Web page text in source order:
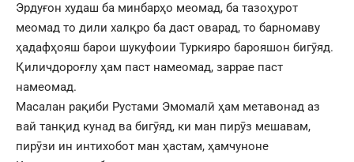
Эрдуғон худаш ба минбарҳо меомад, ба тазоҳурот
меомад то дили халқро ба даст оварад, то барномаву
ҳадафҳояш барои шукуфоии Туркияро барояшон бигӯяд.
Қиличдороғлу ҳам паст намеомад, заррае паст
намеомад.
Масалан рақиби Рустами Эмомалӣ ҳам метавонад аз
вай танқид кунад ва бигӯяд, ки ман пирӯз мешавам,
пирӯзи ин интихобот ман ҳастам, ҳамчуноне